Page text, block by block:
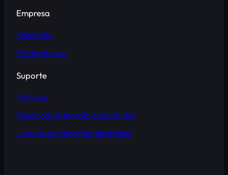
Empresa
Sobre nós
Contacte-nos
Suporte
Políticas
Resolução Alternativa de Litígios
Livro de reclamações eletrónico